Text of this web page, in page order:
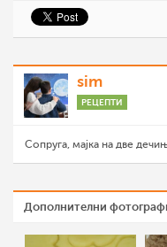
sim
РЕЦЕПТИ
Сопруга, мајка на две
Дополнителни